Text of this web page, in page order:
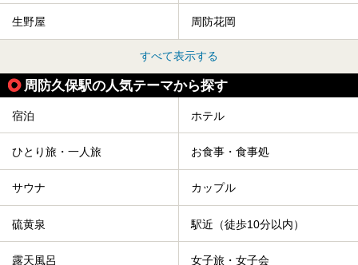
生野屋 周防花岡
すべて表示する
周防久保駅の人気テーマから探す
宿泊 ホテル
ひとり旅・一人旅 お食事・食事処
サウナ カップル
硫黄泉 駅近（徒歩10分以内）
露天風呂 女子旅・女子会